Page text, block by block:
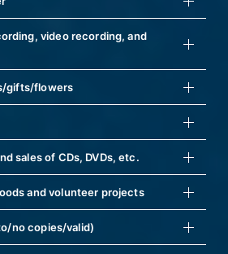
video recording, and
gifts/flowers
sales of CDs, DVDs, etc.
and volunteer projects
no copies/valid)